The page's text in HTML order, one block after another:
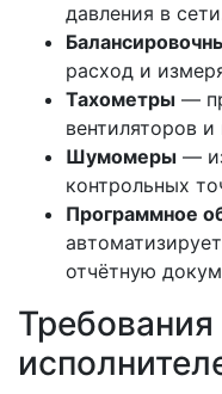
давления в
расход и
Тахометры —
вентиляторов
Шумомеры —
контрольных
Программное
отчётную